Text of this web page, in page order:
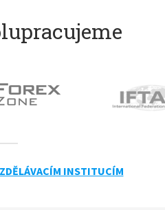
INSTITUCÍM